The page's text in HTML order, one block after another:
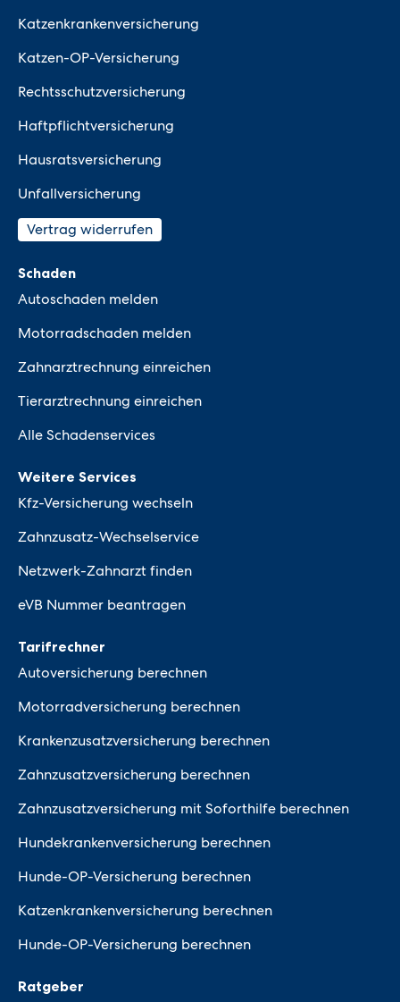
Katzenkrankenversicherung
Katzen-OP-Versicherung
Rechtsschutzversicherung
Haftpflichtversicherung
Hausratsversicherung
Unfallversicherung
Vertrag widerrufen
Schaden
Autoschaden melden
Motorradschaden melden
Zahnarztrechnung einreichen
Tierarztrechnung einreichen
Alle Schadenservices
Weitere Services
Kfz-Versicherung wechseln
Zahnzusatz-Wechselservice
Netzwerk-Zahnarzt finden
eVB Nummer beantragen
Tarifrechner
Autoversicherung berechnen
Motorradversicherung berechnen
Krankenzusatzversicherung berechnen
Zahnzusatzversicherung berechnen
Zahnzusatzversicherung mit Soforthilfe berechnen
Hundekrankenversicherung berechnen
Hunde-OP-Versicherung berechnen
Katzenkrankenversicherung berechnen
Hunde-OP-Versicherung berechnen
Ratgeber